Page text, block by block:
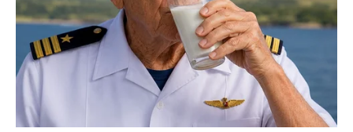
Ljubav postaje sigurna, nežna i stvarna
Ribe prestaju da se žrtvuju i počinju da biraju sebe
Najveća promena je unutrašnja: Ribe prestaju da traže